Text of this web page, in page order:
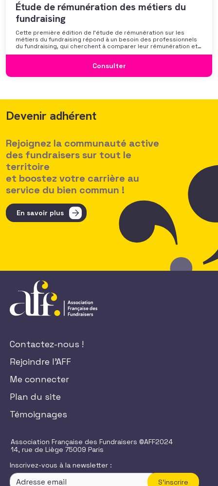
Étude de rémunération des métiers du
fundraising
Cette première édition de l’étude de rémunération sur les
métiers du fundraising répond à un besoin des professionnels
du fundraising, qui cherchent à comparer leur rémunération et à
se positionner. Elle répond également à une préoccupation
des politiques salariales comme un enjeu majeur,
Consulter
Devenir adhérent
Rejoignez la communauté active
des fundraisers sur tout le
territoire
et boostez votre carrière au
service du bien commun !
En savoir plus
Contactez-nous !
Rejoindre l'AFF
Me connecter
Plan du site
Témoignages
Association Française des Fundraisers ©AFF2024
14, rue de Liège 75009 Paris
Inscrivez-vous à la newsletter :
S'inscrire